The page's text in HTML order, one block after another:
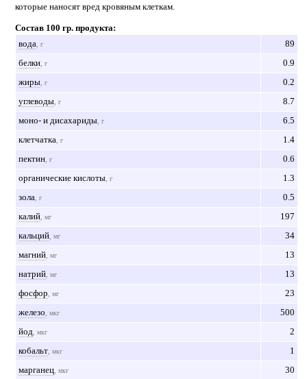
которые наносят вред кровяным клеткам.
Состав 100 гр. продукта:
вода , г
89
белки, г
0.9
жиры, г
0.2
углеводы, г
8.7
моно- и дисахариды, г
6.5
клетчатка , г
1.4
пектин, г
0.6
органические кислоты, г
1.3
зола , г
0.5
калий, мг
197
кальций, мг
34
магний, мг
13
натрий, мг
13
фосфор , мг
23
железо , мкг
500
йод , мкг
2
кобальт, мкг
1
марганец, мкг
30